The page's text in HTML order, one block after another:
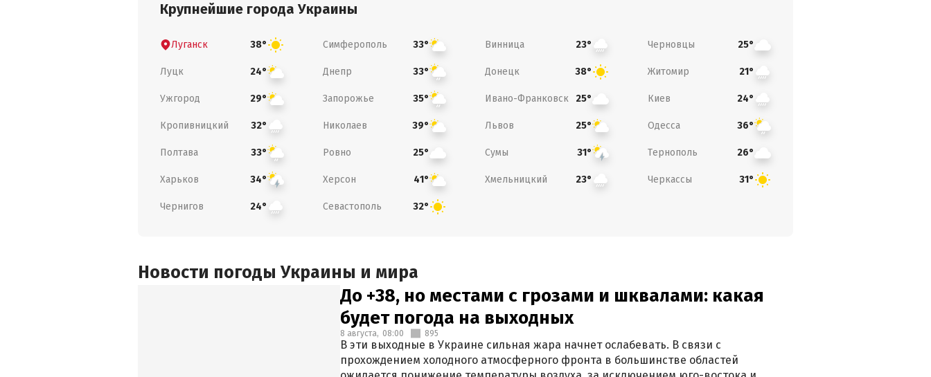
Крупнейшие города Украины
Луганск 38° Симферополь 33° Винница 23° Черновцы 25°
Луцк 24° Днепр 33° Донецк 38° Житомир 21°
Ужгород 29° Запорожье 35° Ивано-Франковск 25° Киев 24°
Кропивницкий 32° Николаев 39° Львов 25° Одесса 36°
Полтава 33° Ровно 25° Сумы 31° Тернополь 26°
Харьков 34° Херсон 41° Хмельницкий 23° Черкассы 31°
Чернигов 24° Севастополь 32°
Новости погоды Украины и мира
До +38, но местами с грозами и шквалами: какая
будет погода на выходных
8 августа, 08:00 895
В эти выходные в Украине сильная жара начнет ослабевать. В связи с
прохождением холодного атмосферного фронта в большинстве областей